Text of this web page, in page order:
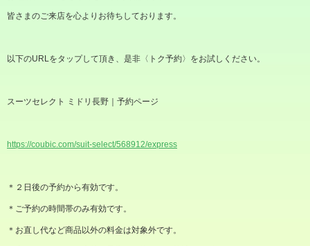
皆さまのご来店を心よりお待ちしております。
以下のURLをタップして頂き、是非〈トク予約〉をお試しください。
スーツセレクト ミドリ長野｜予約ページ
https://coubic.com/suit-select/568912/express
＊２日後の予約から有効です。
＊ご予約の時間帯のみ有効です。
＊お直し代など商品以外の料金は対象外です。